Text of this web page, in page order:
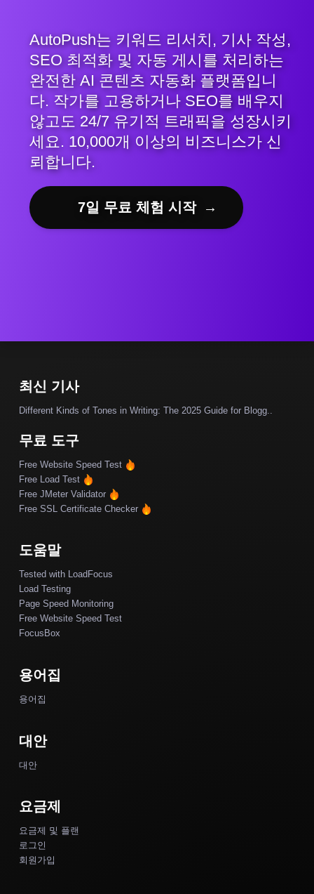
AutoPush는 키워드 리서치, 기사 작성,
SEO 최적화 및 자동 게시를 처리하는
완전한 AI 콘텐츠 자동화 플랫폼입니
다. 작가를 고용하거나 SEO를 배우지
않고도 24/7 유기적 트래픽을 성장시키
세요. 10,000개 이상의 비즈니스가 신
뢰합니다.
7일 무료 체험 시작 →
최신 기사
Different Kinds of Tones in Writing: The 2025 Guide for Blogg..
무료 도구
Free Website Speed Test
Free Load Test
Free JMeter Validator
Free SSL Certificate Checker
도움말
Tested with LoadFocus
Load Testing
Page Speed Monitoring
Free Website Speed Test
FocusBox
용어집
용어집
대안
대안
요금제
요금제 및 플랜
로그인
회원가입